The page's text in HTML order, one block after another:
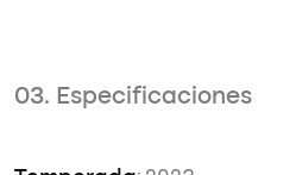
03. Especificaciones